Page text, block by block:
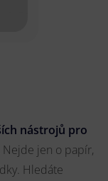
nástrojů pro
Nejde jen o papír,
Hledáte